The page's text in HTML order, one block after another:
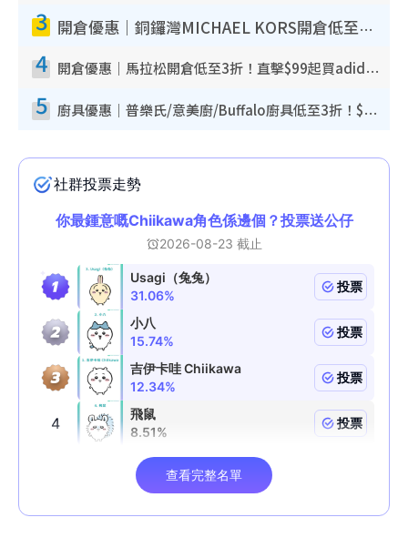
3 開倉優惠｜銅鑼灣MICHAEL KORS開倉低至17折！直擊$500起買手袋/銀包/鞋款 必買經典Jet Set系列
4 開倉優惠｜馬拉松開倉低至3折！直擊$99起買adidas／New Balance／Puma鞋款 STANLEY保溫杯劈價至$119起
5 廚具優惠｜普樂氏/意美廚/Buffalo廚具低至3折！$89起買煎鍋／炒鑊／個人鍋 同場小家電激減至$99起